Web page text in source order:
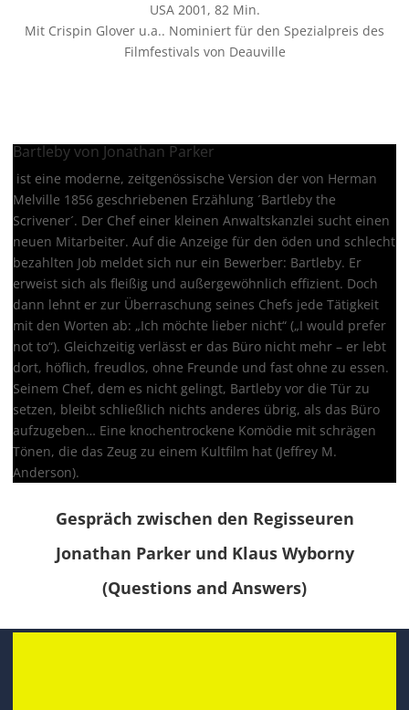
USA 2001, 82 Min.
Mit Crispin Glover u.a.. Nominiert für den Spezialpreis des
Filmfestivals von Deauville
Bartleby von Jonathan Parker
ist eine moderne, zeitgenössische Version der von Herman
Melville 1856 geschriebenen Erzählung ´Bartleby the
Scrivener´. Der Chef einer kleinen Anwaltskanzlei sucht einen
neuen Mitarbeiter. Auf die Anzeige für den öden und schlecht
bezahlten Job meldet sich nur ein Bewerber: Bartleby. Er
erweist sich als fleißig und außergewöhnlich effizient. Doch
dann lehnt er zur Überraschung seines Chefs jede Tätigkeit
mit den Worten ab: „Ich möchte lieber nicht“ („I would prefer
not to“). Gleichzeitig verlässt er das Büro nicht mehr – er lebt
dort, höflich, freudlos, ohne Freunde und fast ohne zu essen.
Seinem Chef, dem es nicht gelingt, Bartleby vor die Tür zu
setzen, bleibt schließlich nichts anderes übrig, als das Büro
aufzugeben… Eine knochentrockene Komödie mit schrägen
Tönen, die das Zeug zu einem Kultfilm hat (Jeffrey M.
Anderson).
Gespräch zwischen den Regisseuren
Jonathan Parker und Klaus Wyborny
(Questions and Answers)